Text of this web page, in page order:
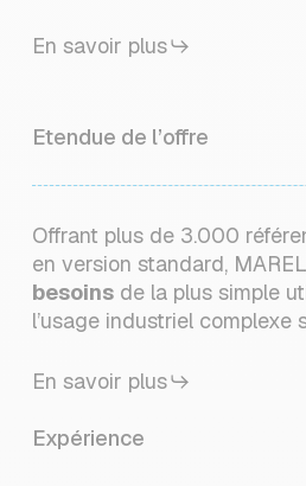
En savoir plus
Etendue de l’offre
Offrant plus de 3.000
en version standard,
besoins de la plus simple
l’usage industriel complexe
En savoir plus
Expérience